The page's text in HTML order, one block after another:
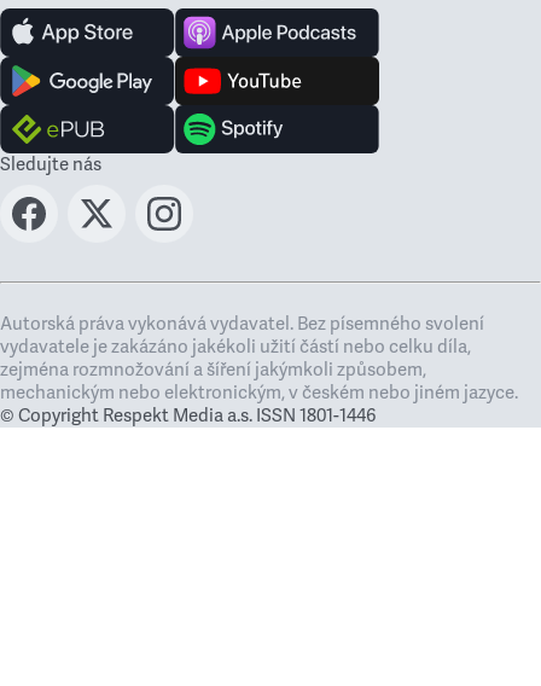
Sledujte nás
Autorská práva vykonává vydavatel. Bez písemného svolení
vydavatele je zakázáno jakékoli užití částí nebo celku díla,
zejména rozmnožování a šíření jakýmkoli způsobem,
mechanickým nebo elektronickým, v českém nebo jiném jazyce.
© Copyright Respekt Media a.s. ISSN 1801-1446